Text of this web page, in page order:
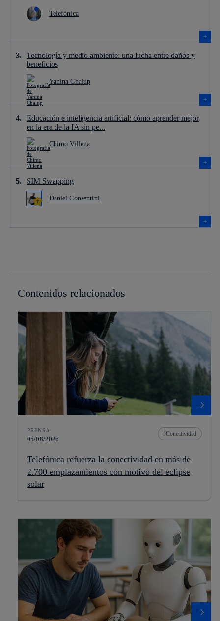
Telefónica
Tecnología y medio ambiente: una lucha entre daños y
beneficios
Yanina Chalup
Educación e inteligencia artificial: cómo aprender mejor
en la era de la IA sin pe...
Chimo Villena
SIM Swapping
Daniel Consentini
Contenidos relacionados
PRENSA
05/08/2026
Conectividad
Telefónica refuerza la conectividad en más de
2.700 emplazamientos con motivo del eclipse
solar